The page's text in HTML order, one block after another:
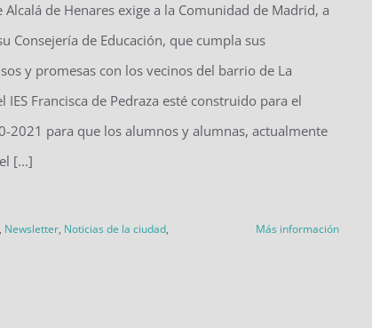
Alcalá de Henares exige a la Comunidad de Madrid, a
Consejería de Educación, que cumpla sus
y promesas con los vecinos del barrio de La
IES Francisca de Pedraza esté construido para el
2021 para que los alumnos y alumnas, actualmente
[...]
, Newsletter, Noticias de la ciudad,
Más información